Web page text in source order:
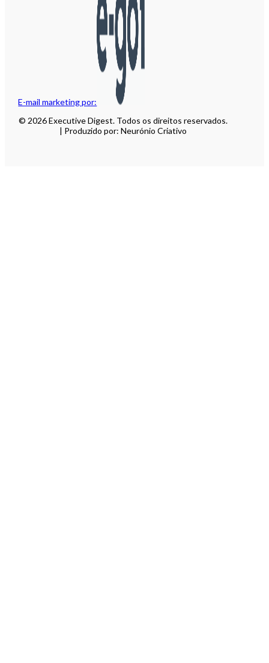
E-mail marketing por:
© 2026 Executive Digest. Todos os direitos reservados.
| Produzido por: Neurónio Criativo